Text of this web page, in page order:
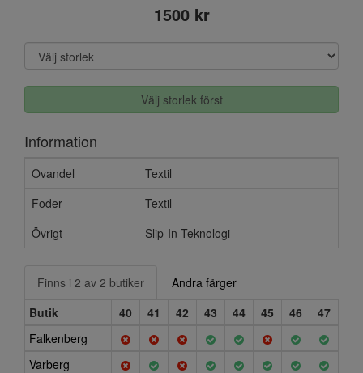
1500 kr
Välj storlek först
Information
Ovandel
Textil
Foder
Textil
Övrigt
Slip-In Teknologi
Finns i 2 av 2 butiker
Andra färger
Butik
40 41 42 43 44 45 46
47
Falkenberg
Varberg